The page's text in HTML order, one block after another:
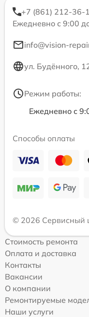
+7 (861) 212-36-
Ежедневно с 9:00
info@vision-
ул. Будённого,
Режим работы:
Ежедневно с
Способы оплаты
© 2026 Сервисный
Стоимость ремонта
Оплата и доставка
Контакты
Вакансии
О компании
Ремонтируемые
Наши услуги